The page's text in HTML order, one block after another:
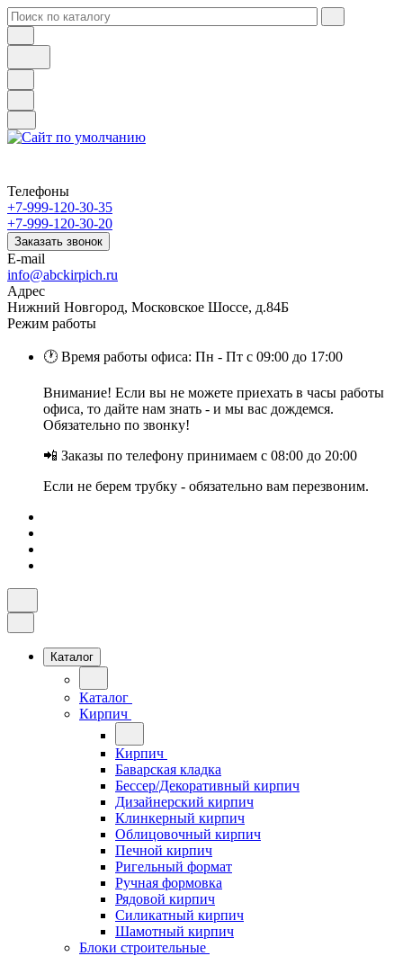
Телефоны
+7-999-120-30-35
+7-999-120-30-20
Заказать звонок
E-mail
info@abckirpich.ru
Адрес
Нижний Новгород, Московское Шоссе, д.84Б
Режим работы
🕐 Время работы офиса: Пн - Пт с 09:00 до 17:00
Внимание! Если вы не можете приехать в часы работы
офиса, то дайте нам знать - и мы вас дождемся.
Обязательно по звонку!
📲 Заказы по телефону принимаем с 08:00 до 20:00
Если не берем трубку - обязательно вам перезвоним.
Каталог
Каталог
Кирпич
Кирпич
Баварская кладка
Бессер/Декоративный кирпич
Дизайнерский кирпич
Клинкерный кирпич
Облицовочный кирпич
Печной кирпич
Ригельный формат
Ручная формовка
Рядовой кирпич
Силикатный кирпич
Шамотный кирпич
Блоки строительные